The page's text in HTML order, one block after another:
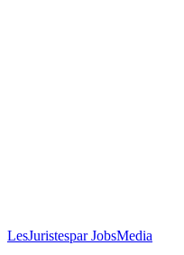
LesJuristespar JobsMedia